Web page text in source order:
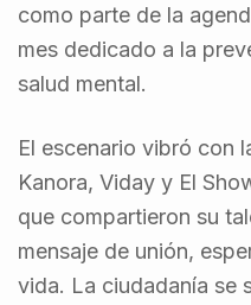
como parte de la
mes dedicado a la
salud mental.
El escenario vibró con
Kanora, Viday y El
que compartieron su
mensaje de unión,
vida. La ciudadanía se